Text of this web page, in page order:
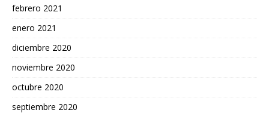
febrero 2021
enero 2021
diciembre 2020
noviembre 2020
octubre 2020
septiembre 2020